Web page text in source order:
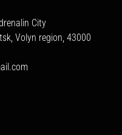
City
Volyn region, 43000